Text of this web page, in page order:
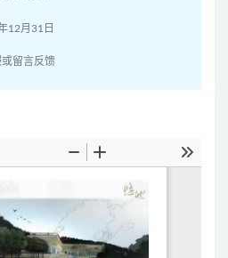
12月31日
或留言反馈